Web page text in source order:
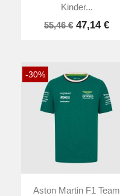
Kinder...
55,46 € 47,14 €
-30%
Aston Martin F1 Team